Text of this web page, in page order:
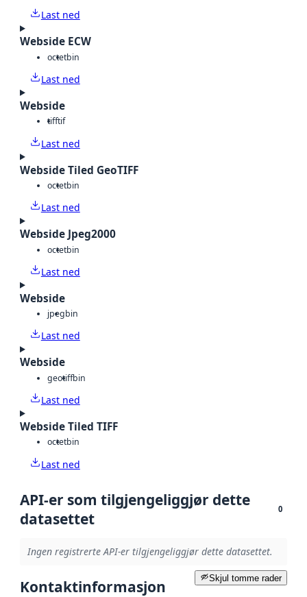
Last ned
Webside ECW
octetbin
Last ned
Webside
tifftif
Last ned
Webside Tiled GeoTIFF
octetbin
Last ned
Webside Jpeg2000
octetbin
Last ned
Webside
jpegbin
Last ned
Webside
geotiffbin
Last ned
Webside Tiled TIFF
octetbin
Last ned
API-er som tilgjengeliggjør dette
datasettet
0
Ingen registrerte API-er tilgjengeliggjør dette datasettet.
Skjul tomme rader
Kontaktinformasjon